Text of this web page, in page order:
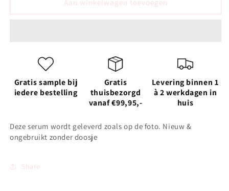
Intensive
serum
30
ML
Shiseido
Intensive
30
ML
Aan winkelwagen toevoegen
Gratis sample bij
iedere bestelling
Gratis
thuisbezorgd
vanaf €99,95,-
Levering binnen 1
à 2 werkdagen in
huis
Deze serum wordt geleverd zoals op de foto. Nieuw &
ongebruikt zonder doosje
Share